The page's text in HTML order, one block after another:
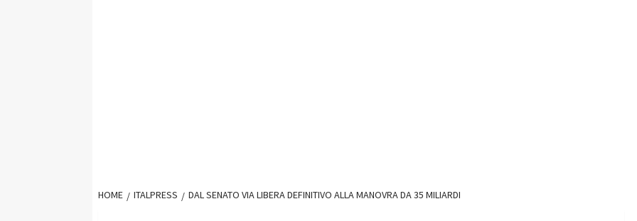
HOME ITALPRESS DAL SENATO VIA LIBERA DEFINITIVO ALLA MANOVRA DA 35 MILIARDI